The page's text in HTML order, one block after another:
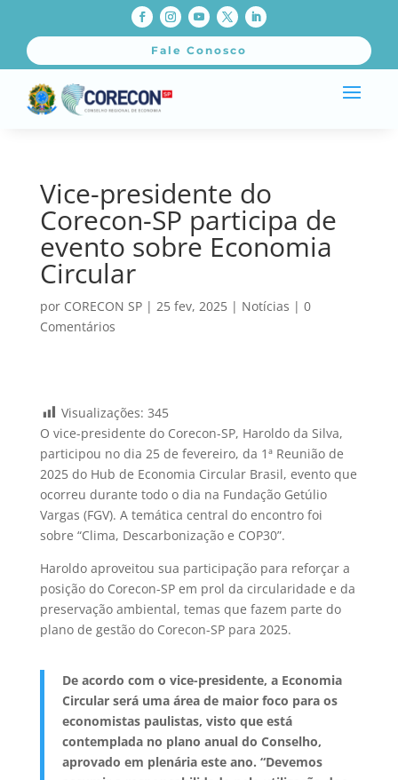
Fale Conosco
Vice-presidente do
Corecon-SP participa de
evento sobre Economia
Circular
por CORECON SP| 25 fev, 2025| Notícias | 0
Comentários
Visualizações: 345
O vice-presidente do Corecon-SP, Haroldo da Silva,
participou no dia 25 de fevereiro, da 1ª Reunião de
2025 do Hub de Economia Circular Brasil, evento que
ocorreu durante todo o dia na Fundação Getúlio
Vargas (FGV). A temática central do encontro foi
sobre “Clima, Descarbonização e COP30”.
Haroldo aproveitou sua participação para reforçar a
posição do Corecon-SP em prol da circularidade e da
preservação ambiental, temas que fazem parte do
plano de gestão do Corecon-SP para 2025.
De acordo com o vice-presidente, a Economia
Circular será uma área de maior foco para os
economistas paulistas, visto que está
contemplada no plano anual do Conselho,
aprovado em plenária este ano. “Devemos